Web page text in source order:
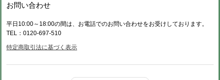
お問い合わせ
平日10:00～18:00の間は、お電話でのお問い合わせをお受けしております。
TEL：0120-697-510
特定商取引法に基づく表示